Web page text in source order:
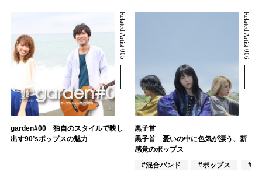
Related Artist 005
garden#00 独自のスタイルで映し
出す90’sポップスの魅力
Related Artist 006
黒子首
黒子首 憂いの中に色気が漂う、新
感覚のポップス
#混合バンド
#ポップス #ロ